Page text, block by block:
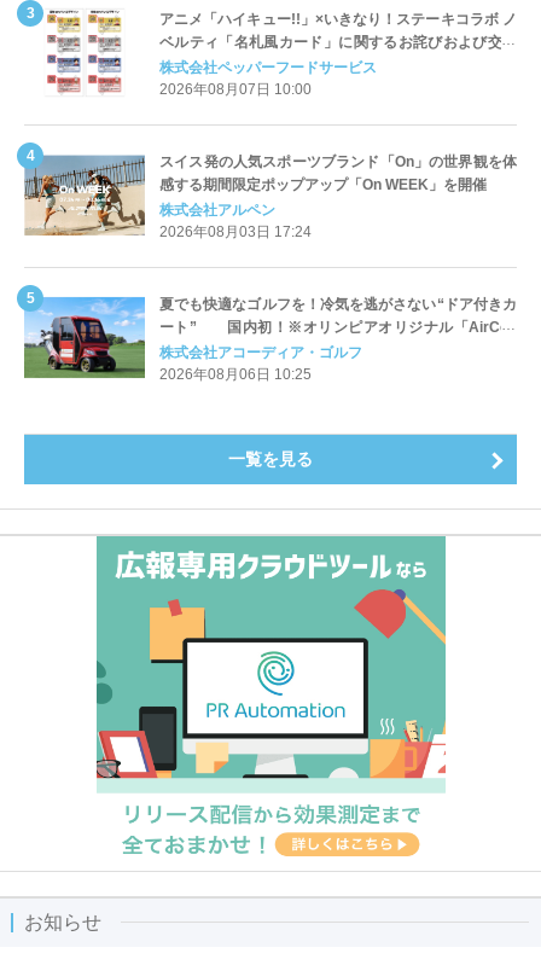
アニメ「ハイキュー!!」×いきなり！ステーキコラボ ノ
ベルティ「名札風カード」に関するお詫びおよび交換
対応についてのご案内
株式会社ペッパーフードサービス
2026年08月07日 10:00
スイス発の人気スポーツブランド「On」の世界観を体
感する期間限定ポップアップ「On WEEK」を開催
株式会社アルペン
2026年08月03日 17:24
夏でも快適なゴルフを！冷気を逃がさない“ドア付きカ
ート” 国内初！※オリンピアオリジナル「AirCon
Cart（エアコンカート）」導入 | アコーディア・ゴ
ルフ
株式会社アコーディア・ゴルフ
2026年08月06日 10:25
一覧を見る
お知らせ